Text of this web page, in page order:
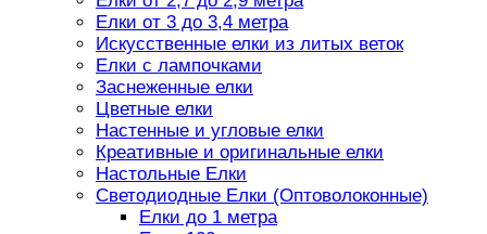
Елки от 3 до 3,4 метра
Искусственные елки из литых веток
Елки с лампочками
Заснеженные елки
Цветные елки
Настенные и угловые елки
Креативные и оригинальные елки
Настольные Елки
Светодиодные Елки (Оптоволоконные)
Елки до 1 метра